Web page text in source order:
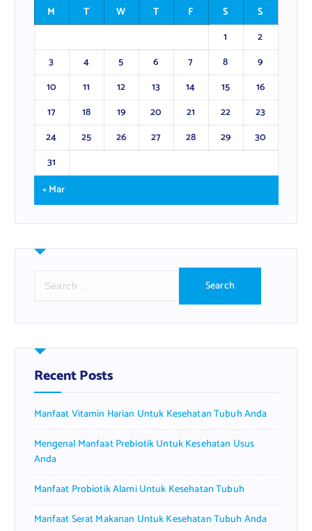
M
T W T F S
S
1
2
3
4 5 6 7 8
9
10
11 12 13 14 15
16
17
18 19 20 21 22
23
24
25 26 27 28 29
30
31
« Mar
r
h
f
o
:
Recent Posts
Manfaat Vitamin Harian Untuk Kesehatan Tubuh Anda
Mengenal Manfaat Prebiotik Untuk Kesehatan Usus
Anda
Manfaat Probiotik Alami Untuk Kesehatan Tubuh
Manfaat Serat Makanan Untuk Kesehatan Tubuh Anda